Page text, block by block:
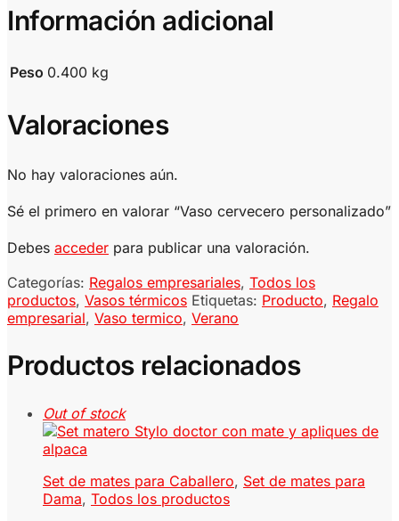
Información adicional
Peso 0.400 kg
Valoraciones
No hay valoraciones aún.
Sé el primero en valorar “Vaso cervecero personalizado”
Debes acceder para publicar una valoración.
Categorías: Regalos empresariales, Todos los
productos, Vasos térmicos Etiquetas: Producto, Regalo
empresarial, Vaso termico, Verano
Productos relacionados
Out of stock
Set de mates para Caballero, Set de mates para
Dama, Todos los productos